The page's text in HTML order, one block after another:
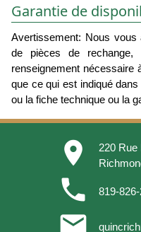
Garantie de
Avertissement: Nous vous
de pièces de
renseignement nécessaire
que ce qui est indiqué dans
ou la fiche technique ou la
place
220 Rue
phone 819-
email